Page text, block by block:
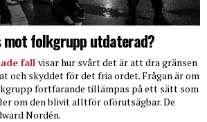
mot folkgrupp utdaterad?
fall visar hur svårt det är att dra gränsen
och skyddet för det fria ordet. Frågan är om
fortfarande tillämpas på ett sätt som
om den blivit alltför oförutsägbar. De
Nordén.